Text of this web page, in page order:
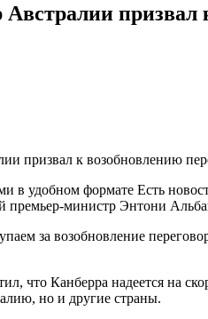
в удобном формате Есть
премьер-министр Энтони
за возобновление
что Канберра надеется на
но и другие страны.